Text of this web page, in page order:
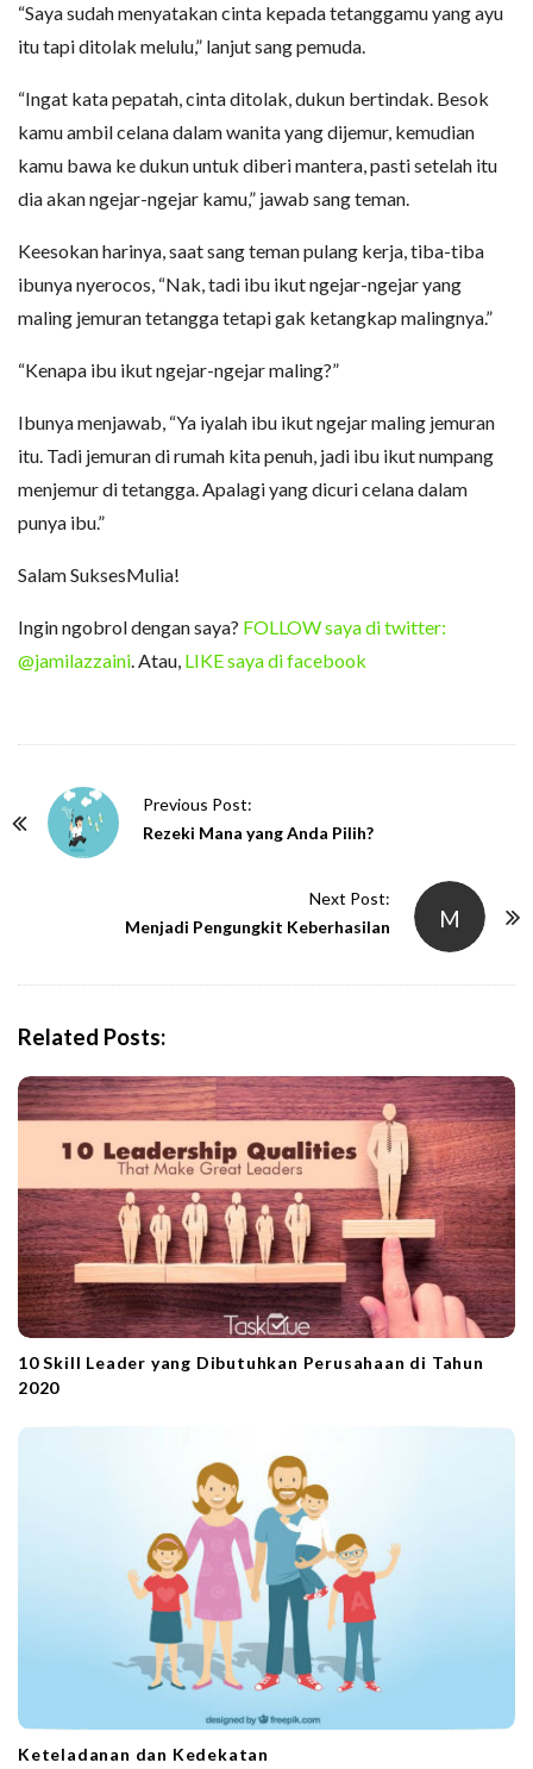
“Saya sudah menyatakan cinta kepada tetanggamu yang ayu
itu tapi ditolak melulu,” lanjut sang pemuda.
“Ingat kata pepatah, cinta ditolak, dukun bertindak. Besok
kamu ambil celana dalam wanita yang dijemur, kemudian
kamu bawa ke dukun untuk diberi mantera, pasti setelah itu
dia akan ngejar-ngejar kamu,” jawab sang teman.
Keesokan harinya, saat sang teman pulang kerja, tiba-tiba
ibunya nyerocos, “Nak, tadi ibu ikut ngejar-ngejar yang
maling jemuran tetangga tetapi gak ketangkap malingnya.”
“Kenapa ibu ikut ngejar-ngejar maling?”
Ibunya menjawab, “Ya iyalah ibu ikut ngejar maling jemuran
itu. Tadi jemuran di rumah kita penuh, jadi ibu ikut numpang
menjemur di tetangga. Apalagi yang dicuri celana dalam
punya ibu.”
Salam SuksesMulia!
Ingin ngobrol dengan saya? FOLLOW saya di twitter:
@jamilazzaini. Atau, LIKE saya di facebook
Previous Post:
Rezeki Mana yang Anda Pilih?
M
Next Post:
Menjadi Pengungkit Keberhasilan
Related Posts:
10 Skill Leader yang Dibutuhkan Perusahaan di Tahun
2020
Keteladanan dan Kedekatan